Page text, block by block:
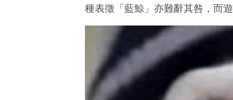
種表徵「藍鯨」亦難辭其咎，而